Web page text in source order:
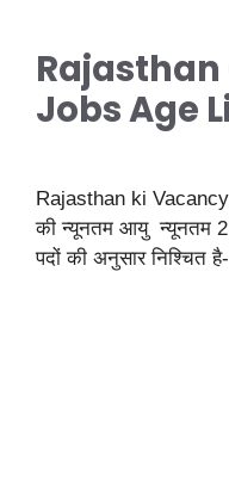
Jobs Age
Rajasthan ki Vacancy
की न्यूनतम आयु न्यूनतम
पदों की अनुसार निश्चित है-